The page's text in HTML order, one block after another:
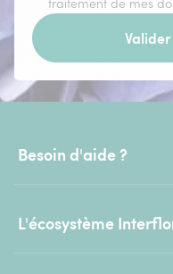
traitement de mes
Besoin d'aide ?
L'écosystème